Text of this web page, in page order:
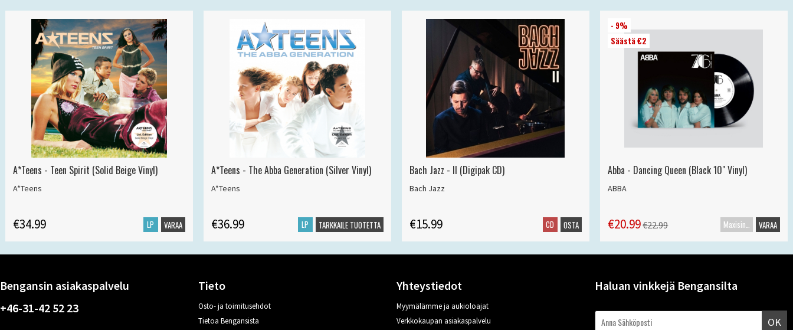
A*Teens - Teen Spirit (Solid Beige Vinyl)
A*Teens
€34.99 LP VARAA
A*Teens - The Abba Generation (Silver Vinyl)
A*Teens
€36.99 LP TARKKAILE TUOTETTA
Bach Jazz - II (Digipak CD)
Bach Jazz
€15.99 CD OSTA
- 9%
Säästä €2
Abba - Dancing Queen (Black 10" Vinyl)
ABBA
€20.99€22.99 Maxisingle VARAA
Bengansin asiakaspalvelu
+46-31-42 52 23
Tieto
Osto- ja toimitusehdot
Tietoa Bengansista
Yhteystiedot
Myymälämme ja aukioloajat
Verkkokaupan asiakaspalvelu
Haluan vinkkejä Bengansilta
OK